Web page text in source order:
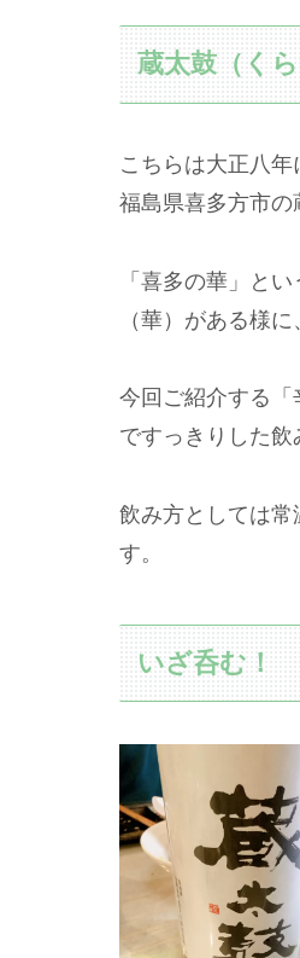
蔵太鼓（く
こちらは大正八
福島県喜多方市の
「喜多の華」と
（華）がある様
今回ご紹介する
ですっきりした飲
飲み方としては
す。
いざ呑む！